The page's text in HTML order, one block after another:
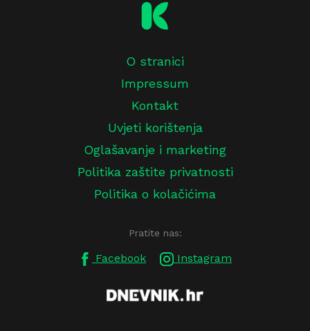
O stranici
Impressum
Kontakt
Uvjeti korištenja
Oglašavanje i marketing
Politika zaštite privatnosti
Politika o kolačićima
Pratite nas:
Facebook Instagram